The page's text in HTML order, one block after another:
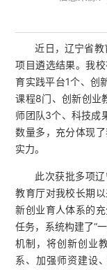
近日，辽宁省
项目遴选结果。我
育实践平台1个、创
课程8门、创新创业
师团队3个、科技成
数量多，充分体现
实力。
此次获批多项
教育厅对我校长期
新创业育人体系的
任务，系统构建了“
机制，将创新创业
系、加强师资建设